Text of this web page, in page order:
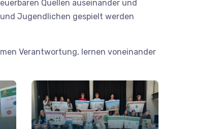
Quellen auseinander und
Jugendlichen gespielt werden
Verantwortung, lernen voneinander